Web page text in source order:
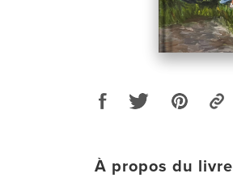
À propos du livre